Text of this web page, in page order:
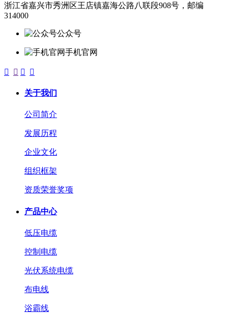
浙江省嘉兴市秀洲区王店镇嘉海公路八联段908号，邮编
314000
公众号
手机官网
   
关于我们
公司简介
发展历程
企业文化
组织框架
资质荣誉奖项
产品中心
低压电缆
控制电缆
光伏系统电缆
布电线
浴霸线